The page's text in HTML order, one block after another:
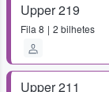
Upper 219
Fila 8 2 bilhetes
Upper 211